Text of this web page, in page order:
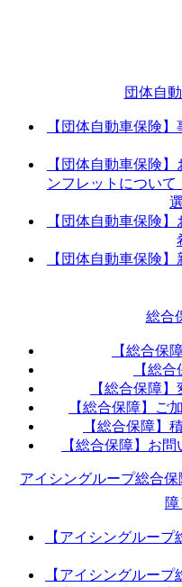
団体自
【団体自動車保険
【団体自動車保険
ンフレットについ
【団体自動車保険
【団体自動車保険
総合
【総合保
【総
【総合保障
【総合保障】ご
【総合保障】
【総合保障】お
アイシングループ総合
障
【アイシングルー
【アイシングルー